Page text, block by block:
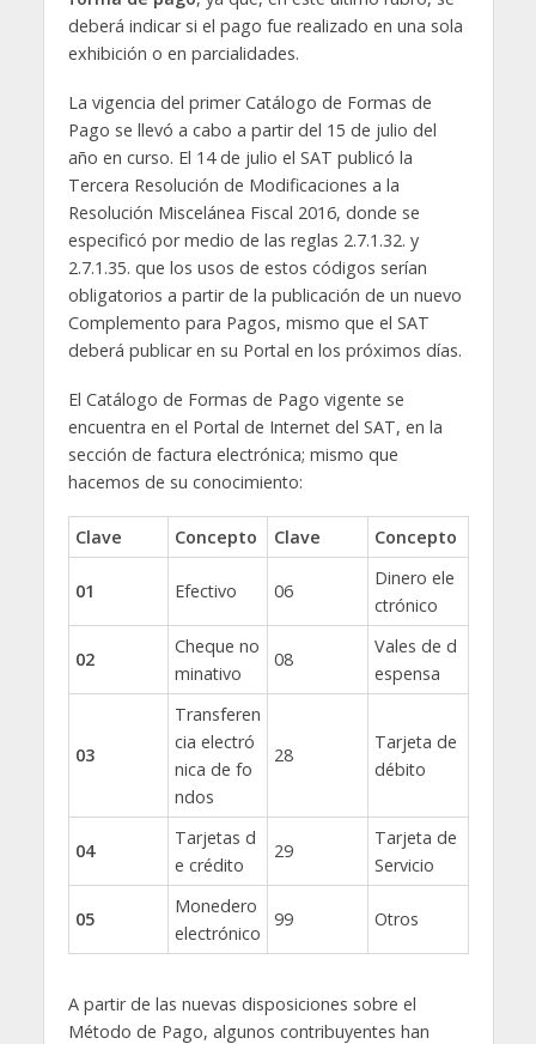
deberá indicar si el pago fue realizado en una sola
exhibición o en parcialidades.
La vigencia del primer Catálogo de Formas de
Pago se llevó a cabo a partir del 15 de julio del
año en curso. El 14 de julio el SAT publicó la
Tercera Resolución de Modificaciones a la
Resolución Miscelánea Fiscal 2016, donde se
especificó por medio de las reglas 2.7.1.32. y
2.7.1.35. que los usos de estos códigos serían
obligatorios a partir de la publicación de un nuevo
Complemento para Pagos, mismo que el SAT
deberá publicar en su Portal en los próximos días.
El Catálogo de Formas de Pago vigente se
encuentra en el Portal de Internet del SAT, en la
sección de factura electrónica; mismo que
hacemos de su conocimiento:
Clave Concepto Clave Concepto
01 Efectivo 06
Dinero ele
ctrónico
02
Cheque no
minativo
08
Vales de d
espensa
03
Transferen
cia electró
nica de fo
ndos
28
Tarjeta de
débito
04
Tarjetas d
e crédito
29
Tarjeta de
Servicio
05
Monedero
electrónico
99 Otros
A partir de las nuevas disposiciones sobre el
Método de Pago, algunos contribuyentes han